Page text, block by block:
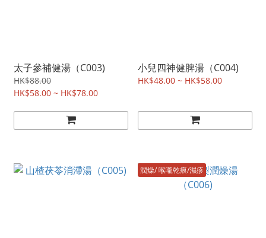
太子參補健湯（C003)
HK$88.00
HK$58.00 ~ HK$78.00
小兒四神健脾湯（C004)
HK$48.00 ~ HK$58.00
潤燥/ 喉嚨乾痕/濕疹